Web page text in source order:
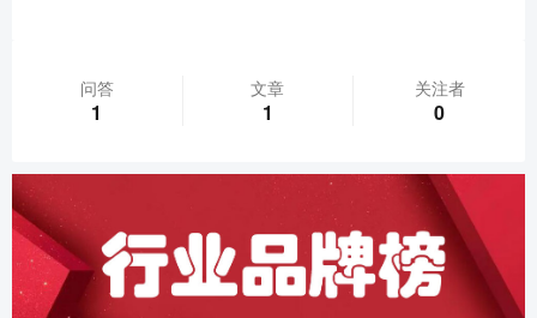
问答
1
文章
1
关注者
0